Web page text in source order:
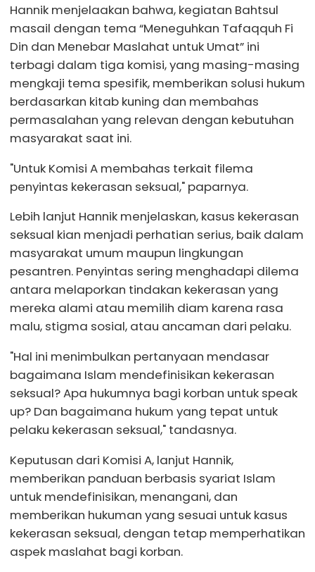
Hannik menjelaakan bahwa, kegiatan Bahtsul
masail dengan tema “Meneguhkan Tafaqquh Fi
Din dan Menebar Maslahat untuk Umat” ini
terbagi dalam tiga komisi, yang masing-masing
mengkaji tema spesifik, memberikan solusi hukum
berdasarkan kitab kuning dan membahas
permasalahan yang relevan dengan kebutuhan
masyarakat saat ini.
"Untuk Komisi A membahas terkait filema
penyintas kekerasan seksual," paparnya.
Lebih lanjut Hannik menjelaskan, kasus kekerasan
seksual kian menjadi perhatian serius, baik dalam
masyarakat umum maupun lingkungan
pesantren. Penyintas sering menghadapi dilema
antara melaporkan tindakan kekerasan yang
mereka alami atau memilih diam karena rasa
malu, stigma sosial, atau ancaman dari pelaku.
"Hal ini menimbulkan pertanyaan mendasar
bagaimana Islam mendefinisikan kekerasan
seksual? Apa hukumnya bagi korban untuk speak
up? Dan bagaimana hukum yang tepat untuk
pelaku kekerasan seksual," tandasnya.
Keputusan dari Komisi A, lanjut Hannik,
memberikan panduan berbasis syariat Islam
untuk mendefinisikan, menangani, dan
memberikan hukuman yang sesuai untuk kasus
kekerasan seksual, dengan tetap memperhatikan
aspek maslahat bagi korban.